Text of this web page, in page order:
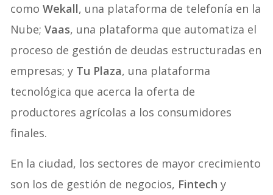
comoWekall, una plataforma de telefonía en la
Nube;Vaas, una plataforma que automatiza el
proceso de gestión de deudas estructuradas en
empresas; y Tu Plaza, una plataforma
tecnológica que acerca la oferta de
productores agrícolas a los consumidores
finales.
En la ciudad, los sectores de mayor crecimiento
son los de gestión de negocios, Fintechy